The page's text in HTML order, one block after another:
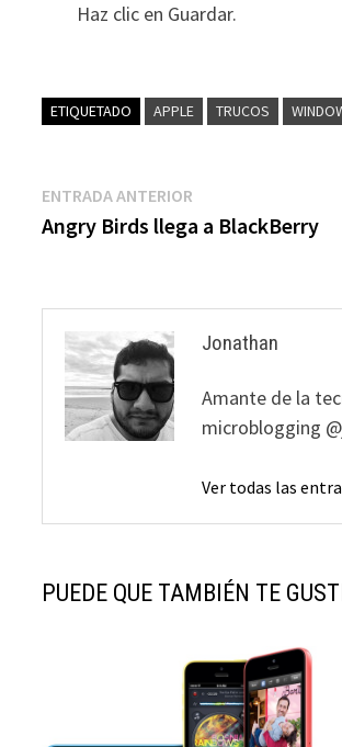
Haz clic en Guardar.
ETIQUETADO APPLE TRUCOS
Navegación
de
ENTRADA ANTERIOR
anterior:
Angry Birds llega a BlackBerry
Jonathan
Amante de la
microblogging
Ver todas las
PUEDE QUE TAMBIÉN TE